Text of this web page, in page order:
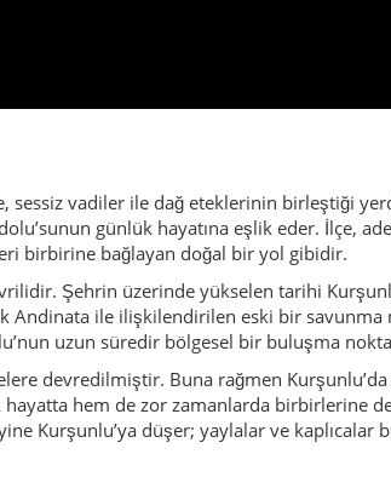
hem de zor zamanlarda birbirlerine
Kurşunlu’ya düşer; yaylalar ve kaplıcalar
süzülürken, kuzeyde Ilgaz Dağları’nın
serinliğin sığınağıdır. Aşağılarda ise
için mükemmeldir.
sıcak bu sular, yıllardır hem dinlenmek
sıcak sularda gevşeyip, akşamları sakin
bir durak noktasıydı. Tüccarlar,
bugün hâlâ kalede, hamamlarda, köy
bahçe ürünleri ve küçükbaş-büyükbaş
restoranlarda yeni iş alanları
bal ve tandırda pişen ekmek görmek